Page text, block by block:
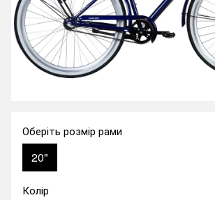
Оберіть розмір рами
20"
Колір